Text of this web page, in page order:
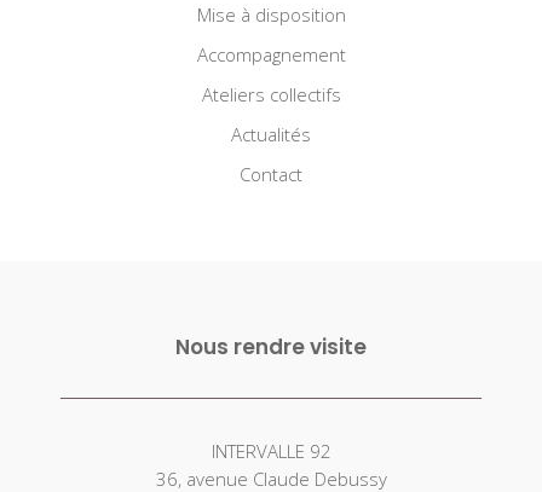
Mise à disposition
Accompagnement
Ateliers collectifs
Actualités
Contact
Nous rendre visite
INTERVALLE 92
36, avenue Claude Debussy